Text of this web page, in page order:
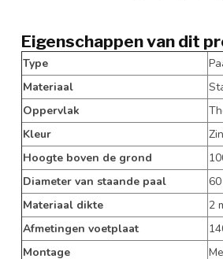
Eigenschappen van dit
Type
Materiaal
Oppervlak
Kleur
Hoogte boven de grond
Diameter van staande paal
Materiaal dikte
2
Afmetingen voetplaat
Montage